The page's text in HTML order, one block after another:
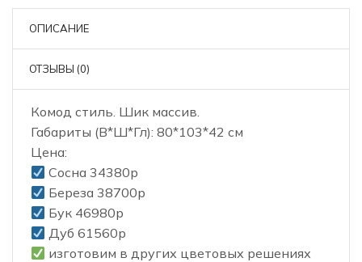
ОПИСАНИЕ
ОТЗЫВЫ (0)
Комод стиль. Шик массив.
Габариты (В*Ш*Гл): 80*103*42 см
Цена:
Сосна 34380р
Береза 38700р
Бук 46980р
Дуб 61560р
️ изготовим в других цветовых решениях